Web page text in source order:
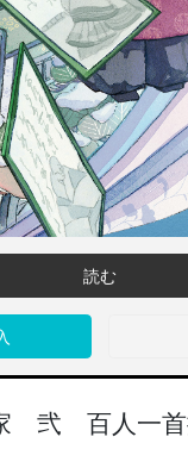
読む
弐 百人一首